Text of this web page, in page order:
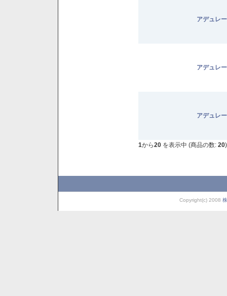
アデュレ
アデュレ
アデュレ
1から20 を表示中 (商品の数: 20)
Copyright(c) 2008